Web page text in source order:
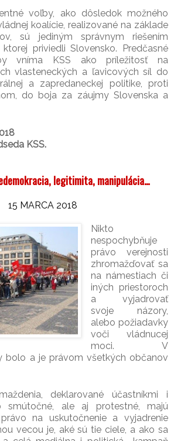
voľby, ako dôsledok možného
koalície, realizované na základe
sú jediným správnym riešením
priviedli Slovensko. Predčasné
vníma KSS ako príležitosť na
vlasteneckých a ľavicových síl do
a zapredaneckej politike, proti
do boja za záujmy Slovenska a
KSS.
legitimita, manipulácia…
15 MARCA 2018
Nikto
nespochybňuje
právo verejnosti
zhromažďovať sa
na námestiach či
iných priestoroch
a vyjadrovať
svoje názory,
alebo požiadavky
voči vládnucej
moci. V
bolo a je právom všetkých občanov
deklarované účastníkmi i
smútočné, ale aj protestné, majú
na uskutočnenie a vyjadrenie
vecou je, aké sú tie ciele, a ako sa